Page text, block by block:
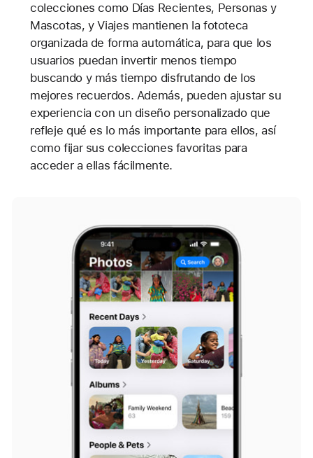
colecciones como Días Recientes, Personas y
Mascotas, y Viajes mantienen la fototeca
organizada de forma automática, para que los
usuarios puedan invertir menos tiempo
buscando y más tiempo disfrutando de los
mejores recuerdos. Además, pueden ajustar su
experiencia con un diseño personalizado que
refleje qué es lo más importante para ellos, así
como fijar sus colecciones favoritas para
acceder a ellas fácilmente.